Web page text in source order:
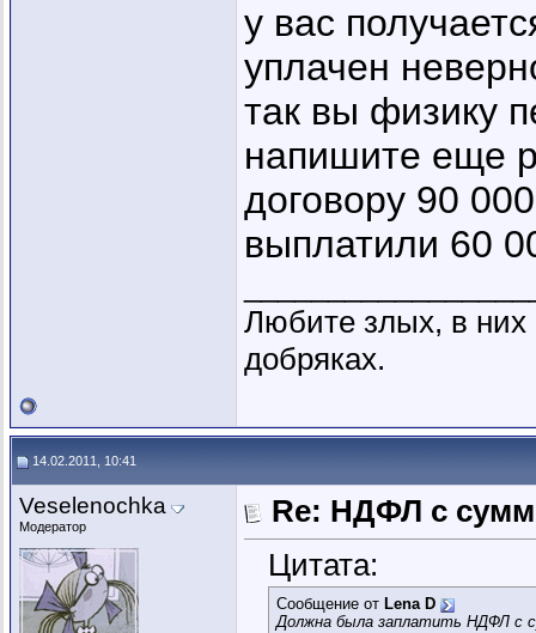
у вас
уплачен
так вы физику
напишите еще
договору 90
выплатили 60
Любите злых, в
добряках.
14.02.2011, 10:41
Veselenochka
Модератор
Re: НДФЛ с
Цитата:
Сообщение от Lena D
Должна была заплатить НДФЛ с